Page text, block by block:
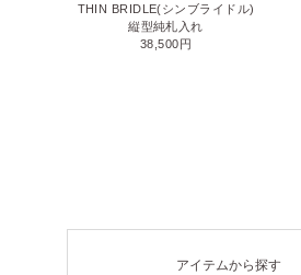
THIN BRIDLE(シンブライドル)
縦型純札入れ
38,500円
アイテムから探す